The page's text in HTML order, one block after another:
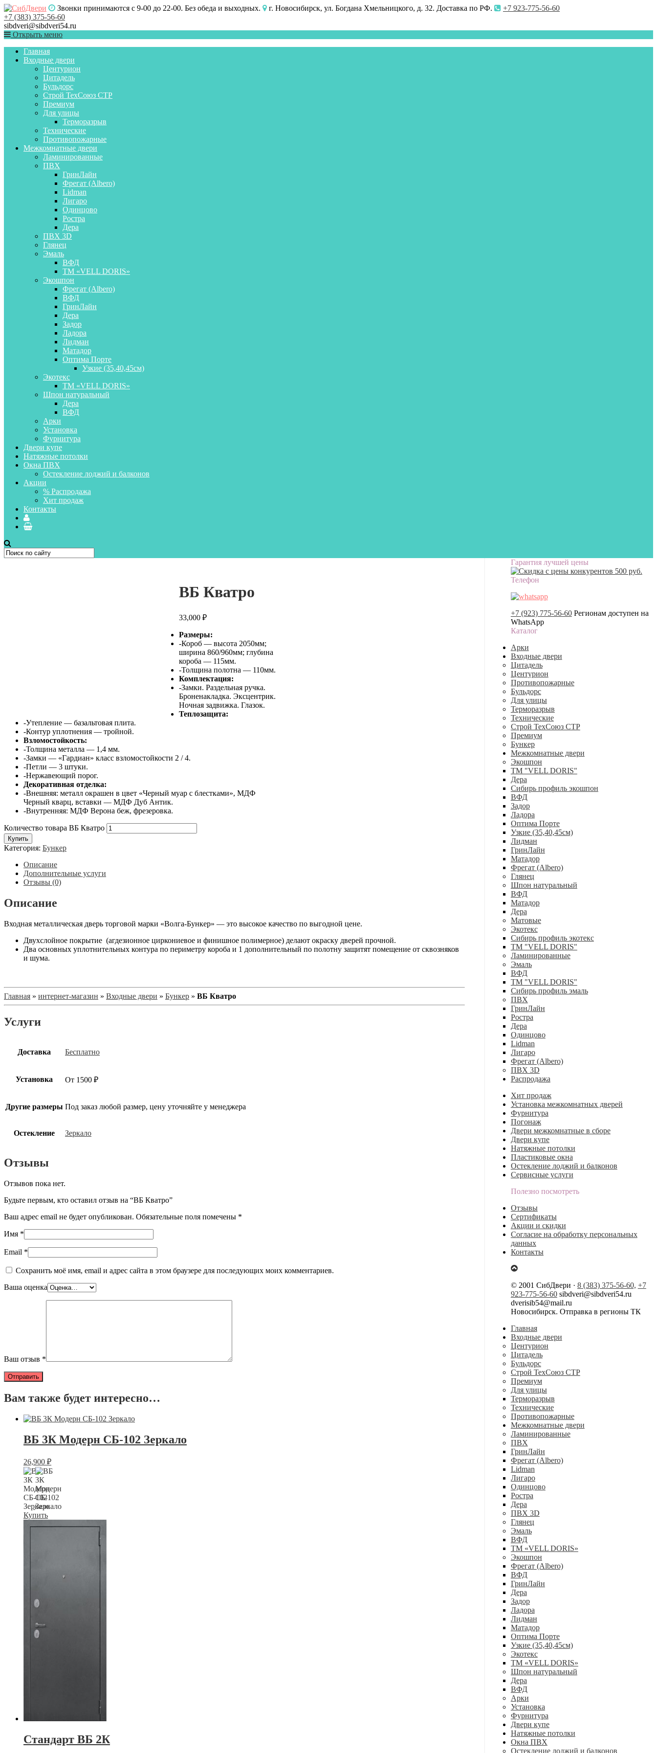
Звонки принимаются с 9-00 до 22-00. Без обеда и выходных. г. Новосибирск, ул. Богдана Хмельницкого, д. 32. Доставка по РФ.
+7 923-775-56-60
+7 (383) 375-56-60
sibdveri@sibdveri54.ru
Открыть меню
Главная
Входные двери
Центурион
Цитадель
Бульдорс
Строй ТехСоюз СТР
Премиум
Для улицы
Терморазрыв
Технические
Противопожарные
Межкомнатные двери
Ламинированные
ПВХ
ГринЛайн
Фрегат (Albero)
Lidman
Лигаро
Одинцово
Ростра
Дера
ПВХ 3D
Глянец
Эмаль
ВФД
ТМ «VELL DORIS»
Экошпон
Фрегат (Albero)
ВФД
ГринЛайн
Дера
Задор
Ладора
Лидман
Матадор
Оптима Порте
Узкие (35,40,45см)
Экотекс
ТМ «VELL DORIS»
Шпон натуральный
Дера
ВФД
Арки
Установка
Фурнитура
Двери купе
Натяжные потолки
Окна ПВХ
Остекление лоджий и балконов
Акции
% Распродажа
Хит продаж
Контакты
ВБ Кватро
33,000₽
Размеры:
-Короб — высота 2050мм;
ширина 860/960мм; глубина
короба — 115мм.
-Толщина полотна — 110мм.
Комплектация:
-Замки. Раздельная ручка.
Броненакладка. Эксцентрик.
Ночная задвижка. Глазок.
Теплозащита:
-Утепление — базальтовая плита.
-Контур уплотнения — тройной.
Взломостойкость:
-Толщина металла — 1,4 мм.
-Замки — «Гардиан» класс взломостойкости 2 / 4.
-Петли — 3 штуки.
-Нержавеющий порог.
Декоративная отделка:
-Внешняя: металл окрашен в цвет «Черный муар с блестками», МДФ
Черный кварц, вставки — МДФ Дуб Антик.
-Внутренняя: МДФ Верона беж, фрезеровка.
Количество товара ВБ Кватро
Купить
Категория: Бункер
Описание
Дополнительные услуги
Отзывы (0)
Описание
Входная металлическая дверь торговой марки «Волга-Бункер» — это высокое качество по выгодной цене.
Двухслойное покрытие (агдезионное циркониевое и финишное полимерное) делают окраску дверей прочной.
Два основных уплотнительных контура по периметру короба и 1 дополнительный по полотну защитят помещение от сквозняков
и шума.
Главная » интернет-магазин » Входные двери » Бункер » ВБ Кватро
Услуги
Доставка Бесплатно
Установка От 1500 ₽
Другие размеры Под заказ любой размер, цену уточняйте у менеджера
Остекление Зеркало
Отзывы
Отзывов пока нет.
Будьте первым, кто оставил отзыв на “ВБ Кватро”
Ваш адрес email не будет опубликован. Обязательные поля помечены *
Имя *
Email *
Сохранить моё имя, email и адрес сайта в этом браузере для последующих моих комментариев.
Ваша оценка
Ваш отзыв *
Вам также будет интересно…
ВБ 3К Модерн СБ-102 Зеркало
26,900 ₽
Купить
Стандарт ВБ 2К
Гарантия лучшей цены
Телефон
+7 (923) 775-56-60Регионам доступен на
WhatsApp
Каталог
Арки
Входные двери
Цитадель
Центурион
Противопожарные
Бульдорс
Для улицы
Терморазрыв
Технические
Строй ТехСоюз СТР
Премиум
Бункер
Межкомнатные двери
Экошпон
ТМ "VELL DORIS"
Дера
Сибирь профиль экошпон
ВФД
Задор
Ладора
Оптима Порте
Узкие (35,40,45см)
Лидман
ГринЛайн
Матадор
Фрегат (Albero)
Глянец
Шпон натуральный
ВФД
Матадор
Дера
Матовые
Экотекс
Сибирь профиль экотекс
ТМ "VELL DORIS"
Ламинированные
Эмаль
ВФД
ТМ "VELL DORIS"
Сибирь профиль эмаль
ПВХ
ГринЛайн
Ростра
Дера
Одинцово
Lidman
Лигаро
Фрегат (Albero)
ПВХ 3D
Распродажа
Хит продаж
Установка межкомнатных дверей
Фурнитура
Погонаж
Двери межкомнатные в сборе
Двери купе
Натяжные потолки
Пластиковые окна
Остекление лоджий и балконов
Сервисные услуги
Полезно посмотреть
Отзывы
Сертификаты
Акции и скидки
Согласие на обработку персональных
данных
Контакты
© 2001 СибДвери · 8 (383) 375-56-60, +7
923-775-56-60sibdveri@sibdveri54.ru
dverisib54@mail.ru
Новосибирск. Отправка в регионы ТК
Главная
Входные двери
Центурион
Цитадель
Бульдорс
Строй ТехСоюз СТР
Премиум
Для улицы
Терморазрыв
Технические
Противопожарные
Межкомнатные двери
Ламинированные
ПВХ
ГринЛайн
Фрегат (Albero)
Lidman
Лигаро
Одинцово
Ростра
Дера
ПВХ 3D
Глянец
Эмаль
ВФД
ТМ «VELL DORIS»
Экошпон
Фрегат (Albero)
ВФД
ГринЛайн
Дера
Задор
Ладора
Лидман
Матадор
Оптима Порте
Узкие (35,40,45см)
Экотекс
ТМ «VELL DORIS»
Шпон натуральный
Дера
ВФД
Арки
Установка
Фурнитура
Двери купе
Натяжные потолки
Окна ПВХ
Остекление лоджий и балконов